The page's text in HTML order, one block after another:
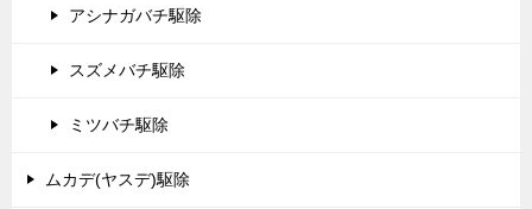
アシナガバチ駆除
スズメバチ駆除
ミツバチ駆除
ムカデ(ヤスデ)駆除